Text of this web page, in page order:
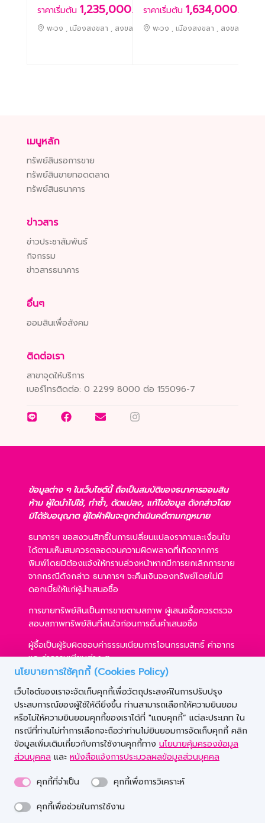
นโยบายการใช้คุกกี้ (Cookies Policy)
เว็บไซต์ของเราจะจัดเก็บคุกกี้เพื่อวัตถุประสงค์ในการปรับปรุง
ประสบการณ์ของผู้ใช้ให้ดียิ่งขึ้น ท่านสามารถเลือกให้ความยินยอม
หรือไม่ให้ความยินยอมคุกกี้ของเราได้ที่ "แถบคุกกี้” แต่ละประเภท ใน
กรณีที่ท่านไม่ทำการเลือกจะถือว่าท่านไม่ยินยอมการจัดเก็บคุกกี้ คลิก
ข้อมูลเพิ่มเติมเกี่ยวกับการใช้งานคุกกี้ทาง นโยบายคุ้มครองข้อมูล
ส่วนบุคคล และ หนังสือแจ้งการประมวลผลข้อมูลส่วนบุคคล
คุกกี้ที่จำเป็น
คุกกี้เพื่อการวิเคราะห์
คุกกี้เพื่อช่วยในการใช้งาน
ราคาเริ่มต้น 1,235,000.-
พะวง , เมืองสงขลา , สงขลา
ราคาเริ่มต้น 1,634,000.-
พะวง , เมืองสงขลา , สงขลา
เมนูหลัก
ทรัพย์สินรอการขาย
ทรัพย์สินขายทอดตลาด
ทรัพย์สินธนาคาร
ข่าวสาร
ข่าวประชาสัมพันธ์
กิจกรรม
ข่าวสารธนาคาร
อื่นๆ
ออมสินเพื่อสังคม
ติดต่อเรา
สาขาจุดให้บริการ
เบอร์โทรติดต่อ: 0 2299 8000 ต่อ 155096-7
ข้อมูลต่าง ๆ ในเว็บไซต์นี้ ถือเป็นสมบัติของธนาคารออมสิน
ห้าม ผู้ใดนำไปใช้, ทำซ้ำ, ดัดแปลง, แก้ไขข้อมูล ดังกล่าวโดย
มิได้รับอนุญาต ผู้ใดฝ่าฝืนจะถูกดำเนินคดีตามกฎหมาย
ธนาคารฯ ขอสงวนสิทธิ์ในการเปลี่ยนแปลงราคาและเงื่อนไข
ได้ตามเห็นสมควรตลอดจนความผิดพลาดที่เกิดจากการ
พิมพ์โดยมิต้องแจ้งให้ทราบล่วงหน้าหากมีการยกเลิกการขาย
จากกรณีดังกล่าว ธนาคารฯ จะคืนเงินจองทรัพย์โดยไม่มี
ดอกเบี้ยให้แก่ผู้นำเสนอซื้อ
การขายทรัพย์สินเป็นการขายตามสภาพ ผู้เสนอซื้อควรตรวจ
สอบสภาพทรัพย์สินที่สนใจก่อนการยื่นคำเสนอซื้อ
ผู้ซื้อเป็นผู้รับผิดชอบค่าธรรมเนียมการโอนกรรมสิทธิ์ ค่าอากร
และค่าธรรมเนียมต่าง ๆ
ผู้ซื้อสามารถขอสินเชื่อได้ตามหลักเกณฑ์ของธนาคารฯ และ
การเสนอซื้อไม่เป็นเงื่อนไขในการพิจารณาอนุมัติสินเชื่อ
ธนาคารฯ ขอสงวนสิทธิ์ที่จะขายทรัพย์สินให้กับผู้เสนอซื้อราย
ใดก็ได้ ภายใต้เงื่อนไขตามที่ธนาคารฯ เห็นชอบ
© Copyright 2020 Government Savings Bank. All
rights reserved.